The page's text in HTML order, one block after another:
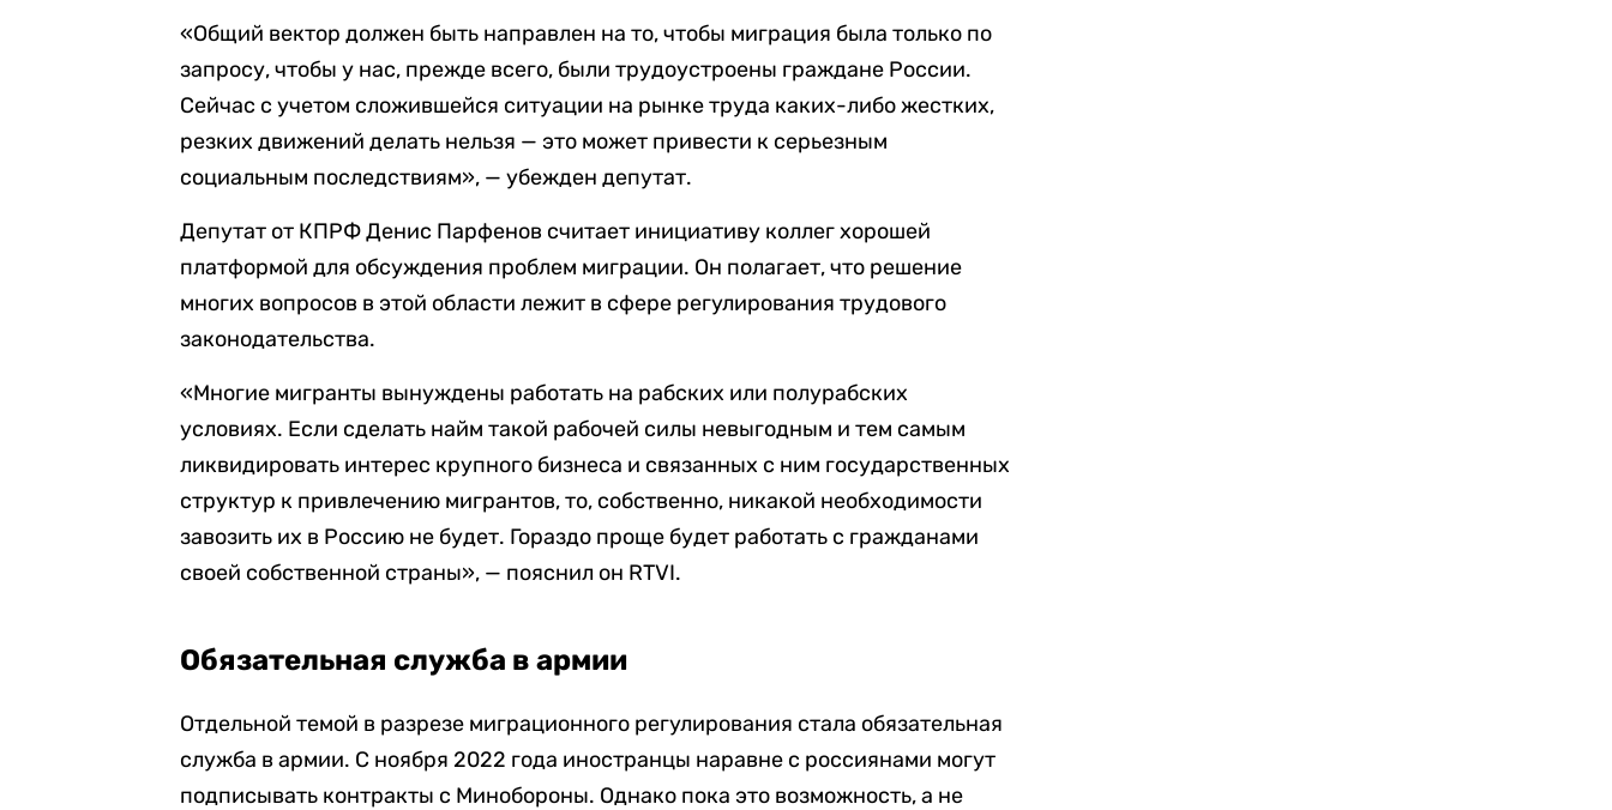
«Общий вектор должен быть направлен на то, чтобы миграция была только по
запросу, чтобы у нас, прежде всего, были трудоустроены граждане России.
Сейчас с учетом сложившейся ситуации на рынке труда каких-либо жестких,
резких движений делать нельзя — это может привести к серьезным
социальным последствиям», — убежден депутат.
Депутат от КПРФ Денис Парфенов считает инициативу коллег хорошей
платформой для обсуждения проблем миграции. Он полагает, что решение
многих вопросов в этой области лежит в сфере регулирования трудового
законодательства.
«Многие мигранты вынуждены работать на рабских или полурабских
условиях. Если сделать найм такой рабочей силы невыгодным и тем самым
ликвидировать интерес крупного бизнеса и связанных с ним государственных
структур к привлечению мигрантов, то, собственно, никакой необходимости
завозить их в Россию не будет. Гораздо проще будет работать с гражданами
своей собственной страны», — пояснил он RTVI.
Обязательная служба в армии
Отдельной темой в разрезе миграционного регулирования стала обязательная
служба в армии. С ноября 2022 года иностранцы наравне с россиянами могут
подписывать контракты с Минобороны. Однако пока это возможность, а не